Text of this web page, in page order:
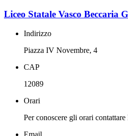
Liceo Statale Vasco Beccaria
Indirizzo
Piazza IV Novembre, 4
CAP
12089
Orari
Per conoscere gli orari contattare
Email